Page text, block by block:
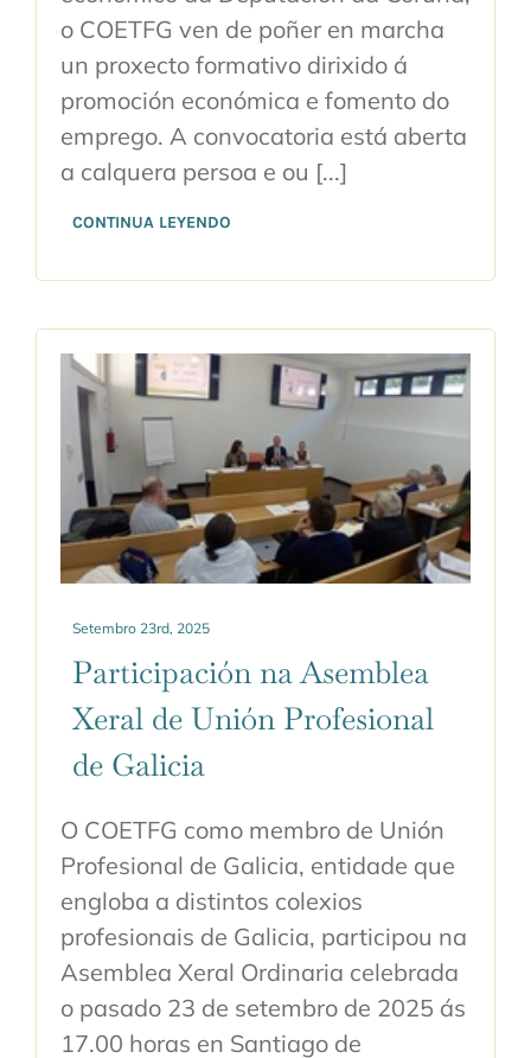
o COETFG ven de poñer en marcha
un proxecto formativo dirixido á
promoción económica e fomento do
emprego. A convocatoria está aberta
a calquera persoa e ou [...]
CONTINUA LEYENDO
Setembro 23rd, 2025
Participación na Asemblea
Xeral de Unión Profesional
de Galicia
O COETFG como membro de Unión
Profesional de Galicia, entidade que
engloba a distintos colexios
profesionais de Galicia, participou na
Asemblea Xeral Ordinaria celebrada
o pasado 23 de setembro de 2025 ás
17.00 horas en Santiago de